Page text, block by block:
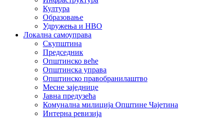
Култура
Образовање
Удружења и НВО
Локална самоуправа
Скупштина
Председник
Општинско веће
Општинска управа
Општинско правобранилаштво
Месне заједнице
Јавна предузећа
Комунална милиција Општине Чајетина
Интерна ревизија